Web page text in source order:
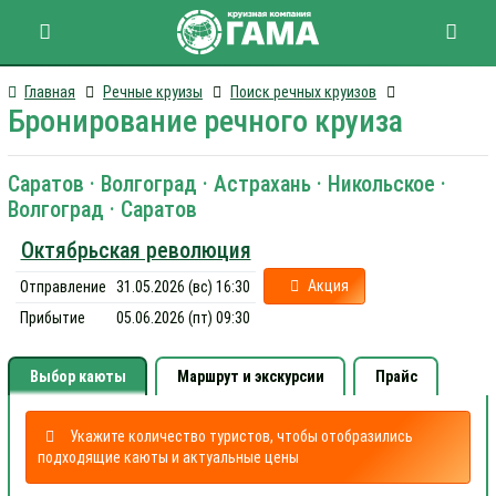
Главная Речные круизы Поиск речных круизов
Бронирование речного круиза
Саратов · Волгоград · Астрахань · Никольское ·
Волгоград · Саратов
Октябрьская революция
Отправление
31.05.2026 (вс) 16:30
Прибытие
05.06.2026 (пт) 09:30
Акция
Выбор каюты Маршрут и экскурсии Прайс
Укажите количество туристов, чтобы отобразились
подходящие каюты и актуальные цены